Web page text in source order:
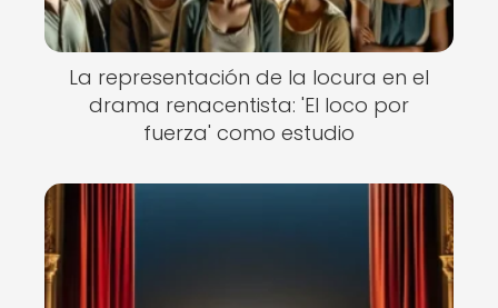
La representación de la locura en el
drama renacentista: 'El loco por
fuerza' como estudio